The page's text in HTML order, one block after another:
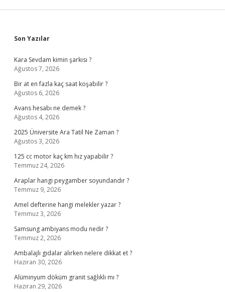
Sidebar
Son Yazılar
Kara Sevdam kimin şarkısı ?
Ağustos 7, 2026
Bir at en fazla kaç saat koşabilir ?
Ağustos 6, 2026
Avans hesabı ne demek ?
Ağustos 4, 2026
2025 Üniversite Ara Tatil Ne Zaman ?
Ağustos 3, 2026
125 cc motor kaç km hız yapabilir ?
Temmuz 24, 2026
Araplar hangi peygamber soyundandır ?
Temmuz 9, 2026
Amel defterine hangi melekler yazar ?
Temmuz 3, 2026
Samsung ambiyans modu nedir ?
Temmuz 2, 2026
Ambalajlı gıdalar alırken nelere dikkat et ?
Haziran 30, 2026
Alüminyum döküm granit sağlıklı mı ?
Haziran 29, 2026